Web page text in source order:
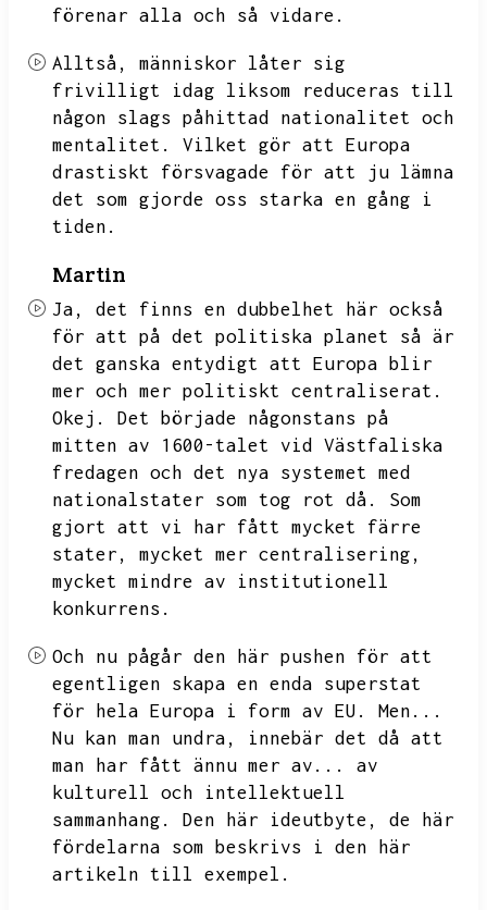
förenar alla och så vidare.
Alltså,
människor låter sig
frivilligt idag liksom reduceras till
någon slags påhittad nationalitet och
mentalitet.
Vilket gör att Europa
drastiskt försvagade för att ju lämna
det som gjorde oss starka en gång i
tiden.
Martin
Ja,
det finns en dubbelhet här också
för att på det politiska planet så är
det ganska entydigt att Europa blir
mer och mer politiskt centraliserat.
Okej.
Det började någonstans på
mitten av 1600-talet vid Västfaliska
fredagen och det nya systemet med
nationalstater som tog rot då.
Som
gjort att vi har fått mycket färre
stater,
mycket mer centralisering,
mycket mindre av institutionell
konkurrens.
Och nu pågår den här pushen för att
egentligen skapa en enda superstat
för hela Europa i form av EU.
Men...
Nu kan man undra,
innebär det då att
man har fått ännu mer av...
av
kulturell och intellektuell
sammanhang.
Den här ideutbyte,
de här
fördelarna som beskrivs i den här
artikeln till exempel.